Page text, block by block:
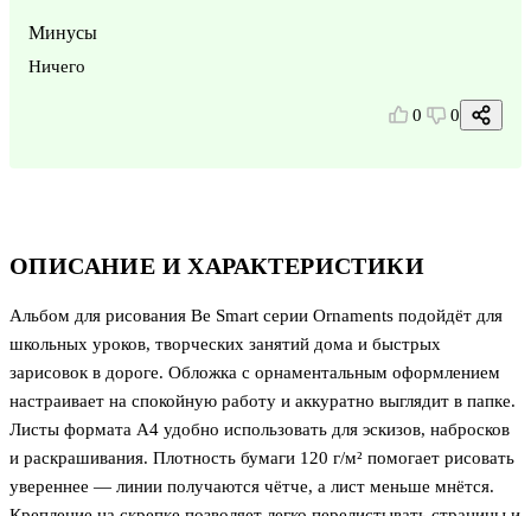
ОПИСАНИЕ И ХАРАКТЕРИСТИКИ
Альбом для рисования Be Smart серии Ornaments подойдёт для
школьных уроков, творческих занятий дома и быстрых
зарисовок в дороге. Обложка с орнаментальным оформлением
настраивает на спокойную работу и аккуратно выглядит в папке.
Листы формата А4 удобно использовать для эскизов, набросков
и раскрашивания. Плотность бумаги 120 г/м² помогает рисовать
увереннее — линии получаются чётче, а лист меньше мнётся.
Минусы
Ничего
0 0